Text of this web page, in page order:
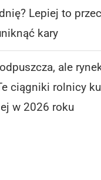
Lepiej to
kary
ale
ciągniki rolnicy
w 2026 roku